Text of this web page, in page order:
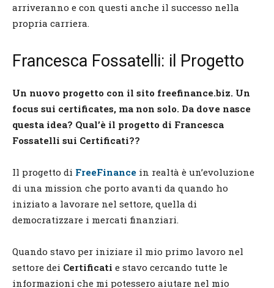
arriveranno e con questi anche il successo nella
propria carriera.
Francesca Fossatelli: il Progetto
Un nuovo progetto con il sito freefinance.biz. Un
focus sui certificates, ma non solo. Da dove nasce
questa idea? Qual’è il progetto di Francesca
Fossatelli sui Certificati??
Il progetto di FreeFinance in realtà è un’evoluzione
di una mission che porto avanti da quando ho
iniziato a lavorare nel settore, quella di
democratizzare i mercati finanziari.
Quando stavo per iniziare il mio primo lavoro nel
settore dei Certificati e stavo cercando tutte le
informazioni che mi potessero aiutare nel mio